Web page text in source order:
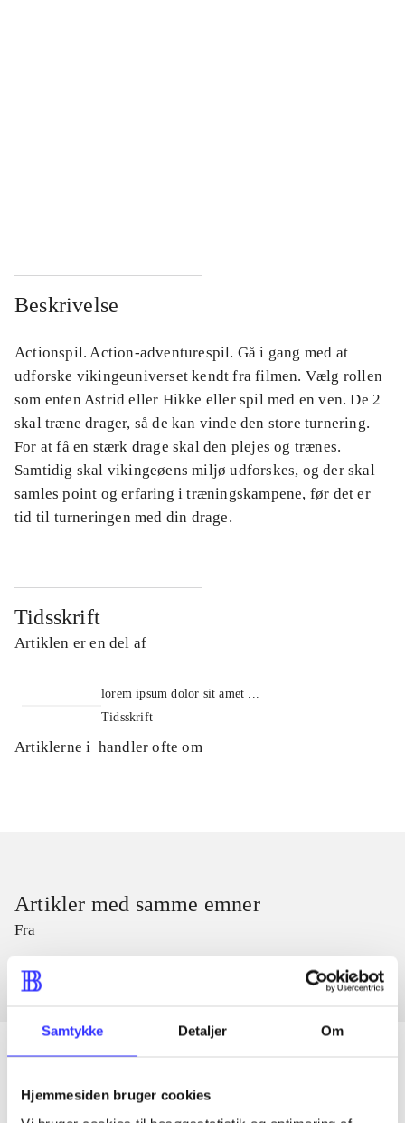
Samtykke Detaljer Om
Hjemmesiden bruger cookies
Beskrivelse
Actionspil. Action-adventurespil. Gå i gang med at
udforske vikingeuniverset kendt fra filmen. Vælg rollen
som enten Astrid eller Hikke eller spil med en ven. De 2
skal træne drager, så de kan vinde den store turnering.
For at få en stærk drage skal den plejes og trænes.
Samtidig skal vikingeøens miljø udforskes, og der skal
samles point og erfaring i træningskampene, før det er
tid til turneringen med din drage.
Tidsskrift
Artiklen er en del af
lorem ipsum dolor sit amet ...
Tidsskrift
Artiklerne i handler ofte om
Artikler med samme emner
Fra
Artikler